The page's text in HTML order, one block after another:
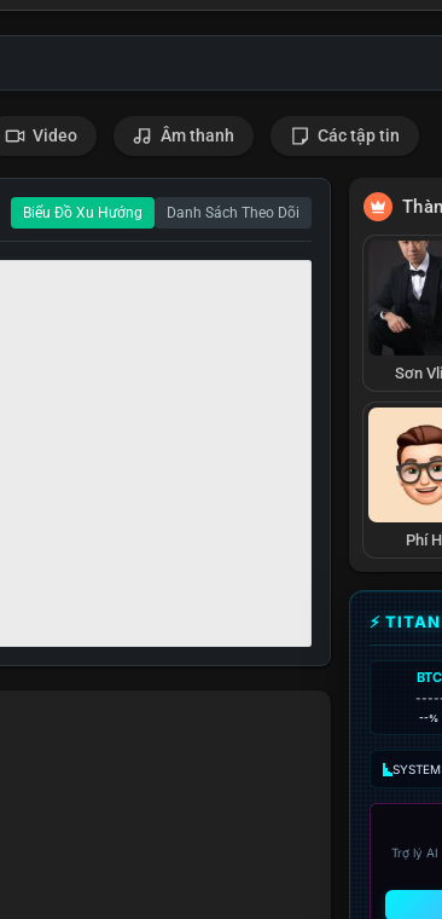
Video Âm thanh Các tập tin
Biểu Đồ Xu Hướng Danh Sách Theo Dõi
Sơn
Phí
⚡
BTC
--%
Trợ lý